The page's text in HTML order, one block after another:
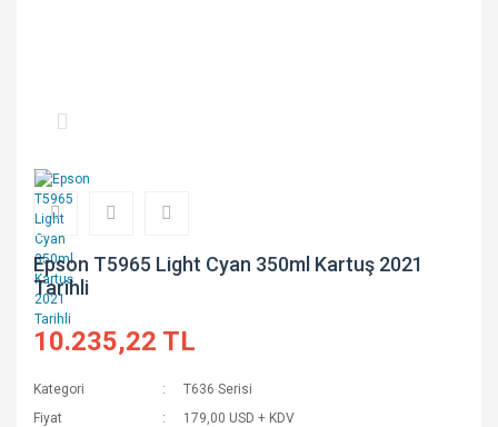
Epson T5965 Light Cyan 350ml Kartuş 2021
Tarihli
10.235,22 TL
Kategori
T636 Serisi
Fiyat
179,00 USD + KDV